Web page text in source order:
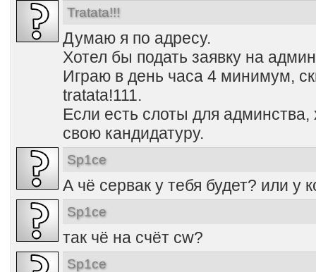
Tratata!!!
Думаю я по адресу.
Хотел бы подать заявку на
Играю в день часа 4 минимум,
tratata!111.
Если есть слоты для
свою кандидатуру.
Sp1ce
А чё сервак у тебя будет? или у
Sp1ce
так чё на счёт cw?
Sp1ce